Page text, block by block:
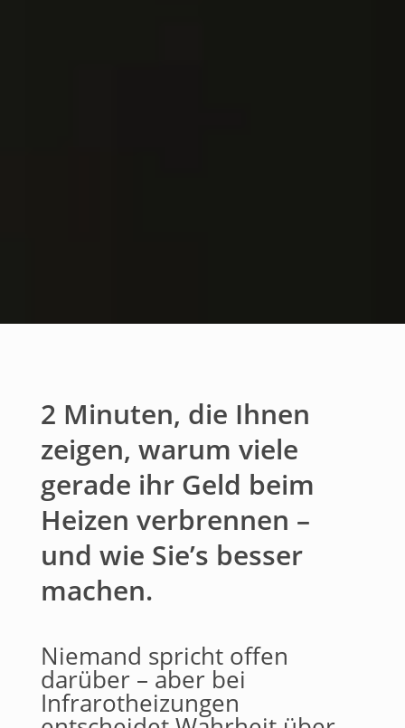
2 Minuten, die Ihnen
zeigen, warum viele
gerade ihr Geld beim
Heizen verbrennen –
und wie Sie’s besser
machen.
Niemand spricht offen
darüber – aber bei
Infrarotheizungen